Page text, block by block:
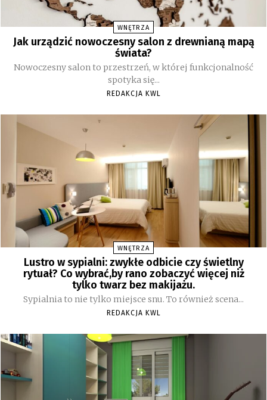
WNĘTRZA
Jak urządzić nowoczesny salon z drewnianą mapą
świata?
Nowoczesny salon to przestrzeń, w której funkcjonalność
spotyka się...
REDAKCJA KWL
WNĘTRZA
Lustro w sypialni: zwykłe odbicie czy świetlny
rytuał? Co wybrać,by rano zobaczyć więcej niż
tylko twarz bez makijażu.
Sypialnia to nie tylko miejsce snu. To również scena...
REDAKCJA KWL